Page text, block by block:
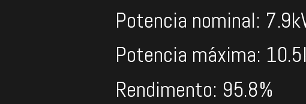
Potencia nominal:
Potencia máxima:
Rendimento: 95.8%